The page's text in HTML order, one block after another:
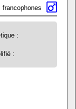
francophones
:
: